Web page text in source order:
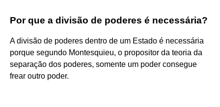
Por que a divisão de poderes é necessária?
A divisão de poderes dentro de um Estado é necessária
porque segundo Montesquieu, o propositor da teoria da
separação dos poderes, somente um poder consegue
frear outro poder.